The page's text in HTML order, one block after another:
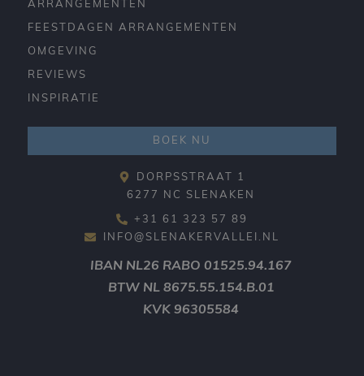
ARRANGEMENTEN
FEESTDAGEN ARRANGEMENTEN
OMGEVING
REVIEWS
INSPIRATIE
BOEK NU
DORPSSTRAAT 1
6277 NC SLENAKEN
+31 61 323 57 89
INFO@SLENAKERVALLEI.NL
IBAN NL26 RABO 01525.94.167
BTWNL 8675.55.154.B.01
KVK 96305584